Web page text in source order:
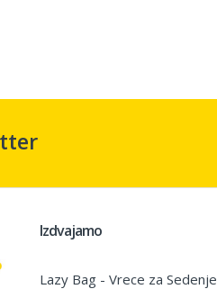
Izdvajamo
Lazy Bag - Vrece za Sedenje